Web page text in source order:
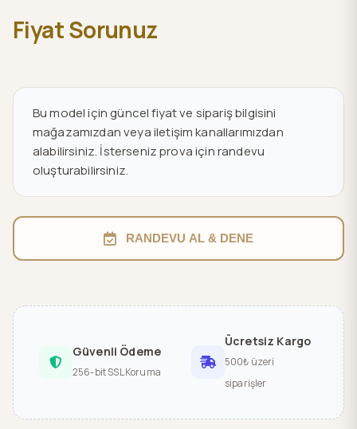
Fiyat Sorunuz
Bu model için güncel fiyat ve sipariş bilgisini
mağazamızdan veya iletişim kanallarımızdan
alabilirsiniz. İsterseniz prova için randevu
oluşturabilirsiniz.
RANDEVU AL & DENE
Güvenli Ödeme
256-bit SSL Koruma
Ücretsiz Kargo
500₺ üzeri
siparişler